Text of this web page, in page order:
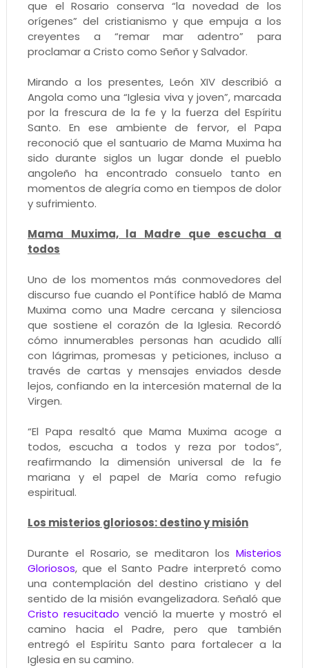
que el Rosario conserva “la novedad de los
orígenes” del cristianismo y que empuja a los
creyentes a “remar mar adentro” para
proclamar a Cristo como Señor y Salvador.
Mirando a los presentes, León XIV describió a
Angola como una “Iglesia viva y joven”, marcada
por la frescura de la fe y la fuerza del Espíritu
Santo. En ese ambiente de fervor, el Papa
reconoció que el santuario de Mama Muxima ha
sido durante siglos un lugar donde el pueblo
angoleño ha encontrado consuelo tanto en
momentos de alegría como en tiempos de dolor
y sufrimiento.
Mama Muxima, la Madre que escucha a
todos
Uno de los momentos más conmovedores del
discurso fue cuando el Pontífice habló de Mama
Muxima como una Madre cercana y silenciosa
que sostiene el corazón de la Iglesia. Recordó
cómo innumerables personas han acudido allí
con lágrimas, promesas y peticiones, incluso a
través de cartas y mensajes enviados desde
lejos, confiando en la intercesión maternal de la
Virgen.
“El Papa resaltó que Mama Muxima acoge a
todos, escucha a todos y reza por todos”,
reafirmando la dimensión universal de la fe
mariana y el papel de María como refugio
espiritual.
Los misterios gloriosos: destino y misión
Durante el Rosario, se meditaron losMisterios
Gloriosos, que el Santo Padre interpretó como
una contemplación del destino cristiano y del
sentido de la misión evangelizadora. Señaló que
Cristo resucitado venció la muerte y mostró el
camino hacia el Padre, pero que también
entregó el Espíritu Santo para fortalecer a la
Iglesia en su camino.